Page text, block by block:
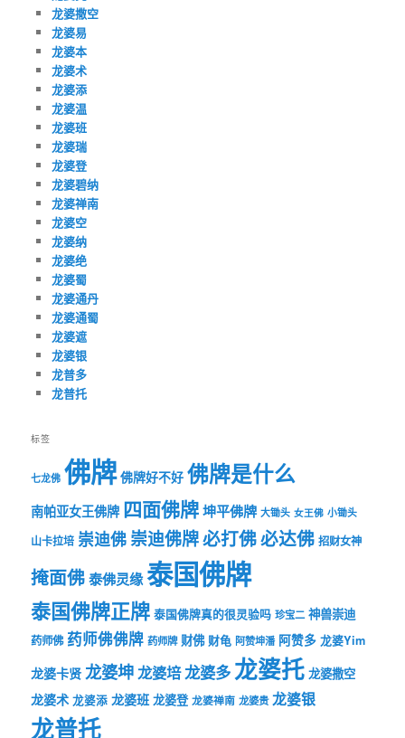
龙婆撒空
龙婆易
龙婆本
龙婆术
龙婆添
龙婆温
龙婆班
龙婆瑞
龙婆登
龙婆碧纳
龙婆禅南
龙婆空
龙婆纳
龙婆绝
龙婆蜀
龙婆通丹
龙婆通蜀
龙婆遮
龙婆银
龙普多
龙普托
标签
七龙佛 佛牌 佛牌好不好 佛牌是什么
南帕亚女王佛牌 四面佛牌坤平佛牌 大锄头 女王佛 小锄头
山卡拉培 崇迪佛崇迪佛牌必打佛必达佛 招财女神
掩面佛泰佛灵缘泰国佛牌
泰国佛牌正牌 泰国佛牌真的很灵验吗 珍宝二 神兽崇迪
药师佛 药师佛佛牌 药师牌 财佛 财龟 阿赞坤潘 阿赞多 龙婆Yim
龙婆卡贤 龙婆坤龙婆培 龙婆多龙婆托 龙婆撒空
龙婆术 龙婆添 龙婆班 龙婆登 龙婆禅南 龙婆贵 龙婆银
龙普托